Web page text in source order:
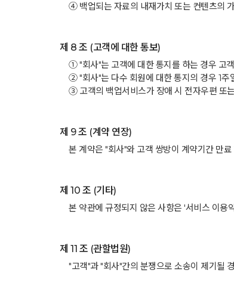
④ 백업되는 자료의 내재가치 또는 컨텐츠의
제 8 조 (고객에 대한 통보)
① "회사"는 고객에 대한 통지를 하는 경우 고
② "회사"는 다수 회원에 대한 통지의 경우 1주
③ 고객의 백업서비스가 장애 시 전자우편 또
제 9 조 (계약 연장)
본 계약은 "회사"와 고객 쌍방이 계약기간 만
제 10 조 (기타)
본 약관에 규정되지 않은 사항은 '서비스 이용
제 11 조 (관할법원)
"고객"과 "회사"간의 분쟁으로 소송이 제기될